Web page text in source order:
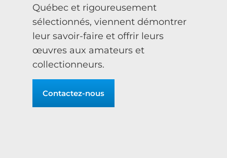
Québec et rigoureusement
sélectionnés, viennent démontrer
leur savoir-faire et offrir leurs
œuvres aux amateurs et
collectionneurs.
Contactez-nous